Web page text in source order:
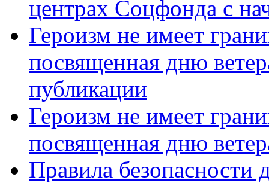
центрах Соцфонда с
Героизм не имеет
посвященная дню
публикации
Героизм не имеет
посвященная дню
Правила безопасности